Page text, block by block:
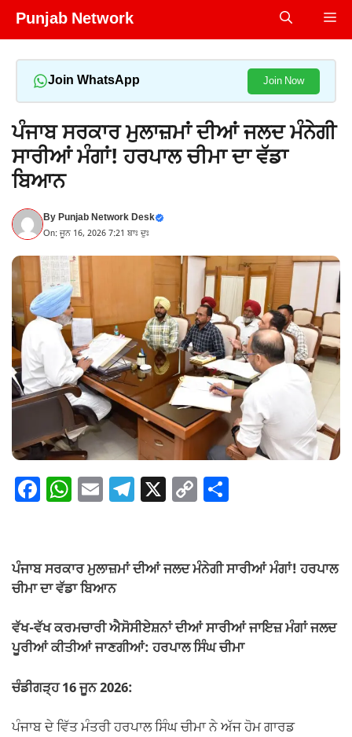
Skip
Punjab Network
Join WhatsApp Join Now
ਪੰਜਾਬ ਸਰਕਾਰ ਮੁਲਾਜ਼ਮਾਂ ਦੀਆਂ ਜਲਦ ਮੰਨੇਗੀ
ਸਾਰੀਆਂ ਮੰਗਾਂ! ਹਰਪਾਲ ਚੀਮਾ ਦਾ ਵੱਡਾ
ਬਿਆਨ
ByPunjab Network Desk
On: ਜੂਨ 16, 2026 7:21 ਬਾਃ ਦੁਃ
F
e
b
o
o
W
s
A
p
p
E T
gr
m
X C
y
n
k
e
ਪੰਜਾਬ ਸਰਕਾਰ ਮੁਲਾਜ਼ਮਾਂ ਦੀਆਂ ਜਲਦ ਮੰਨੇਗੀ ਸਾਰੀਆਂ ਮੰਗਾਂ! ਹਰਪਾਲ
ਚੀਮਾ ਦਾ ਵੱਡਾ ਬਿਆਨ
ਵੱਖ-ਵੱਖ ਕਰਮਚਾਰੀ ਐਸੋਸੀਏਸ਼ਨਾਂ ਦੀਆਂ ਸਾਰੀਆਂ ਜਾਇਜ਼ ਮੰਗਾਂ ਜਲਦ
ਪੂਰੀਆਂ ਕੀਤੀਆਂ ਜਾਣਗੀਆਂ: ਹਰਪਾਲ ਸਿੰਘ ਚੀਮਾ
ਚੰਡੀਗੜ੍ਹ 16 ਜੂਨ 2026:
ਪੰਜਾਬ ਦੇ ਵਿੱਤ ਮੰਤਰੀ ਹਰਪਾਲ ਸਿੰਘ ਚੀਮਾ ਨੇ ਅੱਜ ਹੋਮ ਗਾਰਡ